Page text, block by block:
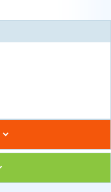
v kurzech STOBu
odborníka STOBu ve